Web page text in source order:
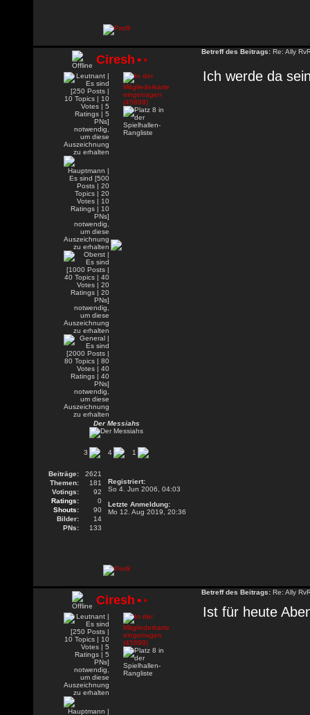
Ciresh ••
Der Messiahs
3 4 1
Beiträge:
2621
Themen:
181
Votings:
92
Ratings:
0
Shouts:
90
Bilder:
14
PNs:
133
Registriert:
So 4. Jun 2006, 04:03
Letzte Anmeldung:
Mo 12. Aug 2019, 20:36
Betreff des Beitrags: Re: Ally
Ich werde da
Ciresh ••
Betreff des Beitrags: Re: Ally
Ist für heute